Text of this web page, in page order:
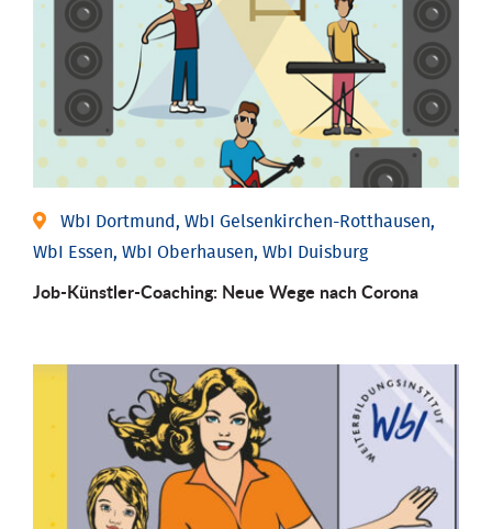
WbI Dortmund, WbI Gelsenkirchen-Rotthausen,
WbI Essen, WbI Oberhausen, WbI Duisburg
Job-Künstler-Coaching: Neue Wege nach Corona